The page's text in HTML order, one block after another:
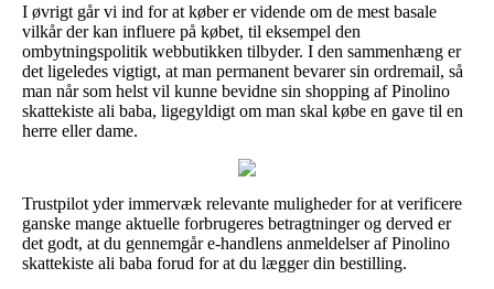
I øvrigt går vi ind for at køber er vidende om de mest basale
vilkår der kan influere på købet, til eksempel den
ombytningspolitik webbutikken tilbyder. I den sammenhæng er
det ligeledes vigtigt, at man permanent bevarer sin ordremail, så
man når som helst vil kunne bevidne sin shopping af Pinolino
skattekiste ali baba, ligegyldigt om man skal købe en gave til en
herre eller dame.
Trustpilot yder immervæk relevante muligheder for at verificere
ganske mange aktuelle forbrugeres betragtninger og derved er
det godt, at du gennemgår e-handlens anmeldelser af Pinolino
skattekiste ali baba forud for at du lægger din bestilling.